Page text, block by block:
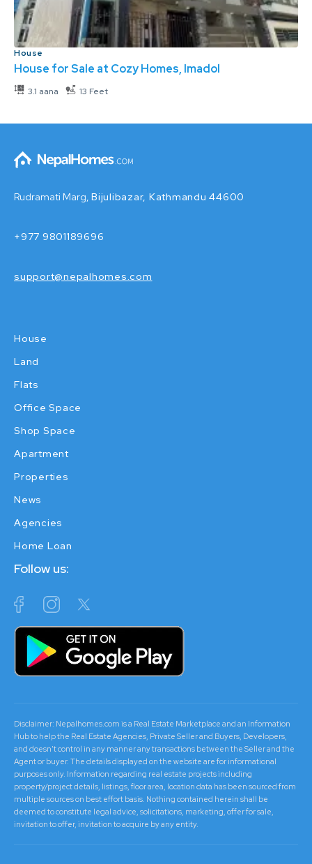
House
House for Sale at Cozy Homes, Imadol
3.1 aana 13 Feet
Rudramati Marg, Bijulibazar, Kathmandu 44600
+977 9801189696
support@nepalhomes.com
House
Land
Flats
Office Space
Shop Space
Apartment
Properties
News
Agencies
Home Loan
Follow us:
Disclaimer: Nepalhomes.com is a Real Estate Marketplace and an Information
Hub to help the Real Estate Agencies, Private Seller and Buyers, Developers,
and doesn't control in any manner any transactions between the Seller and the
Agent or buyer. The details displayed on the website are for informational
purposes only. Information regarding real estate projects including
property/project details, listings, floor area, location data has been sourced from
multiple sources on best effort basis. Nothing contained herein shall be
deemed to constitute legal advice, solicitations, marketing, offer for sale,
invitation to offer, invitation to acquire by any entity.